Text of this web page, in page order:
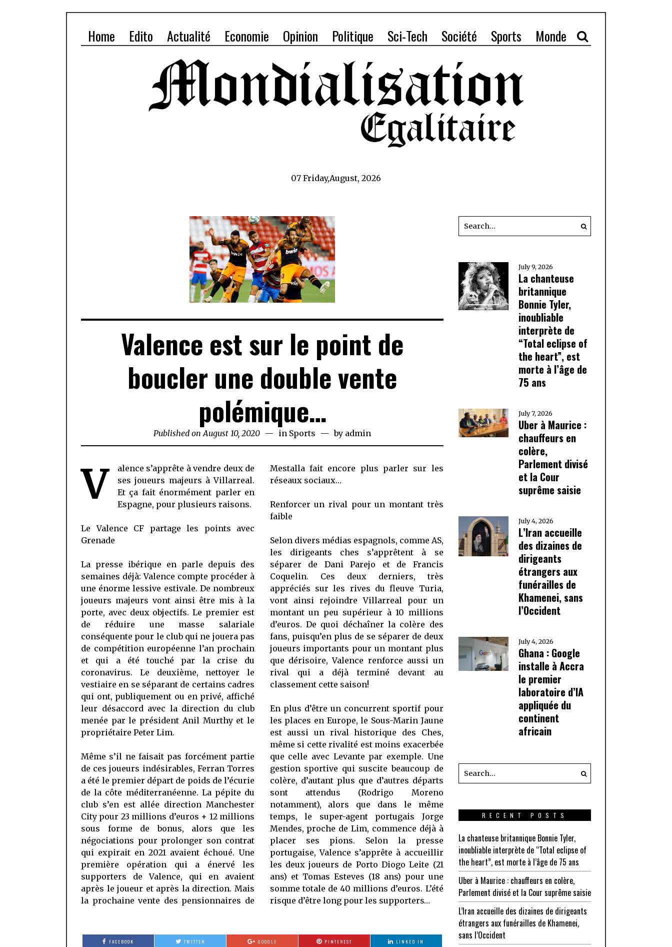
Home Edito Actualité Economie Opinion Politique Sci-Tech Société Sports Monde
07 Friday,August, 2026
Valence est sur le point de
boucler une double vente
polémique…
Published on August 10, 2020 August
10,
in Sports by admin
V
alence s’apprête à vendre deux de
ses joueurs majeurs à Villarreal.
Et ça fait énormément parler en
Espagne, pour plusieurs raisons.
Le Valence CF partage les points avec
Grenade
La presse ibérique en parle depuis des
semaines déjà: Valence compte procéder à
une énorme lessive estivale. De nombreux
joueurs majeurs vont ainsi être mis à la
porte, avec deux objectifs. Le premier est
de réduire une masse salariale
conséquente pour le club qui ne jouera pas
de compétition européenne l’an prochain
et qui a été touché par la crise du
coronavirus. Le deuxième, nettoyer le
vestiaire en se séparant de certains cadres
qui ont, publiquement ou en privé, affiché
leur désaccord avec la direction du club
menée par le président Anil Murthy et le
propriétaire Peter Lim.
Même s’il ne faisait pas forcément partie
de ces joueurs indésirables, Ferran Torres
a été le premier départ de poids de l’écurie
de la côte méditerranéenne. La pépite du
club s’en est allée direction Manchester
City pour 23 millions d’euros + 12 millions
sous forme de bonus, alors que les
négociations pour prolonger son contrat
qui expirait en 2021 avaient échoué. Une
première opération qui a énervé les
supporters de Valence, qui en avaient
après le joueur et après la direction. Mais
la prochaine vente des pensionnaires de
Mestalla fait encore plus parler sur les
réseaux sociaux…
Renforcer un rival pour un montant très
faible
Selon divers médias espagnols, comme AS,
les dirigeants ches s’apprêtent à se
séparer de Dani Parejo et de Francis
Coquelin. Ces deux derniers, très
appréciés sur les rives du fleuve Turia,
vont ainsi rejoindre Villarreal pour un
montant un peu supérieur à 10 millions
d’euros. De quoi déchaîner la colère des
fans, puisqu’en plus de se séparer de deux
joueurs importants pour un montant plus
que dérisoire, Valence renforce aussi un
rival qui a déjà terminé devant au
classement cette saison!
En plus d’être un concurrent sportif pour
les places en Europe, le Sous-Marin Jaune
est aussi un rival historique des Ches,
même si cette rivalité est moins exacerbée
que celle avec Levante par exemple. Une
gestion sportive qui suscite beaucoup de
colère, d’autant plus que d’autres départs
sont attendus (Rodrigo Moreno
notamment), alors que dans le même
temps, le super-agent portugais Jorge
Mendes, proche de Lim, commence déjà à
placer ses pions. Selon la presse
portugaise, Valence s’apprête à accueillir
les deux joueurs de Porto Diogo Leite (21
ans) et Tomas Esteves (18 ans) pour une
somme totale de 40 millions d’euros. L’été
risque d’être long pour les supporters…
FACEBOOK TWITTER GOOGLE PINTEREST LINKED IN
July 9, 2026
La chanteuse
britannique
Bonnie Tyler,
inoubliable
interprète de
“Total eclipse of
the heart”, est
morte à l’âge de
75 ans
July 7, 2026
Uber à Maurice :
chauffeurs en
colère,
Parlement divisé
et la Cour
suprême saisie
July 4, 2026
L’Iran accueille
des dizaines de
dirigeants
étrangers aux
funérailles de
Khamenei, sans
l’Occident
July 4, 2026
Ghana : Google
installe à Accra
le premier
laboratoire d’IA
appliquée du
continent
africain
RECENT POSTS
La chanteuse britannique Bonnie Tyler,
inoubliable interprète de “Total eclipse of
the heart”, est morte à l’âge de 75 ans
Uber à Maurice : chauffeurs en colère,
Parlement divisé et la Cour suprême saisie
L’Iran accueille des dizaines de dirigeants
étrangers aux funérailles de Khamenei,
sans l’Occident